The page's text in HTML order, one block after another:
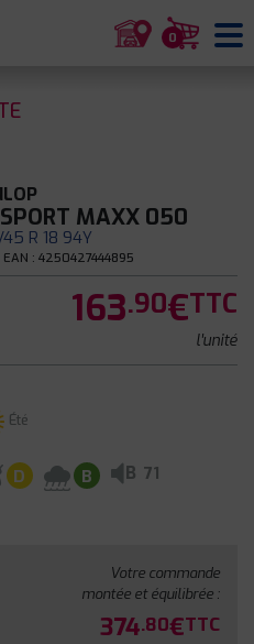
0
MAXX 050
R 18 94Y
EAN : 4250427444895
163.90€TTC
l'unité
Été
D B B 71
Votre commande
montée et équilibrée :
374.80€TTC